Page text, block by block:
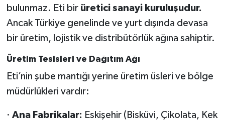
bulunmaz. Eti bir üretici sanayi kuruluşudur.
Ancak Türkiye genelinde ve yurt dışında devasa
bir üretim, lojistik ve distribütörlük ağına sahiptir.
Üretim Tesisleri ve Dağıtım Ağı
Eti’nin şube mantığı yerine üretim üsleri ve bölge
müdürlükleri vardır:
· Ana Fabrikalar: Eskişehir (Bisküvi, Çikolata, Kek